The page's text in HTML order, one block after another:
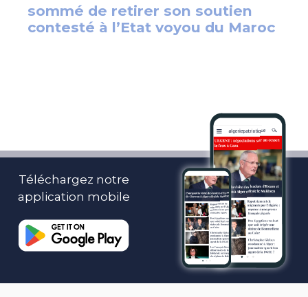
Téléchargez notre
application mobile